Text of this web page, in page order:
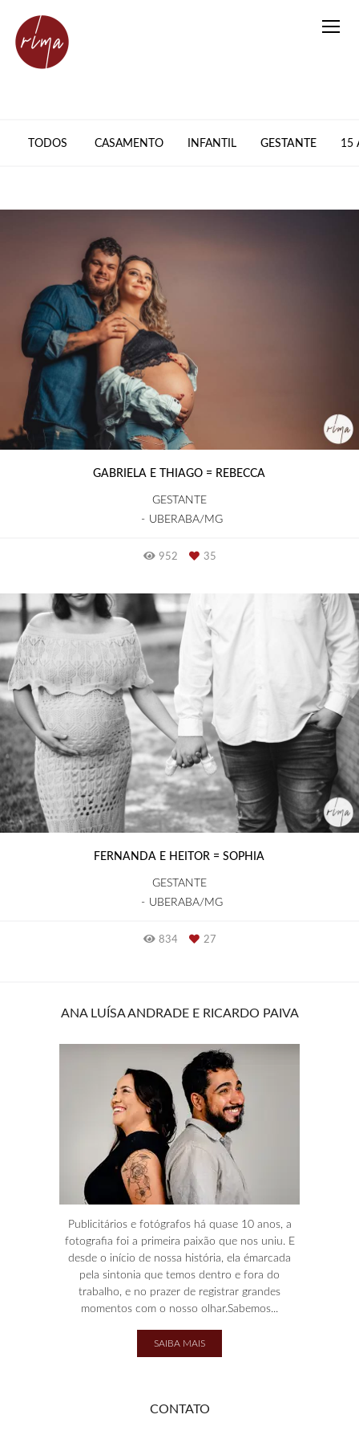
TODOS CASAMENTO INFANTIL GESTANTE 15
GABRIELA E THIAGO = REBECCA
GESTANTE
UBERABA/MG
952 35
FERNANDA E HEITOR = SOPHIA
GESTANTE
UBERABA/MG
834 27
ANA LUÍSA ANDRADE E RICARDO PAIVA
Publicitários e fotógrafos há quase 10 anos, a
fotografia foi a primeira paixão que nos uniu. E
desde o início de nossa história, ela émarcada
pela sintonia que temos dentro e fora do
trabalho, e no prazer de registrar grandes
momentos com o nosso olhar.Sabemos...
SAIBA MAIS
CONTATO